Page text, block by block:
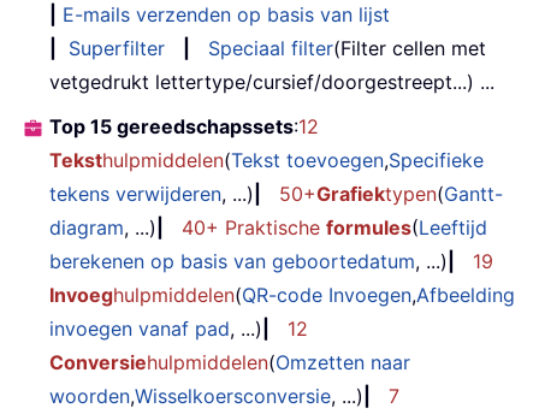
E-mails verzenden op basis van lijst
Superfilter Speciaal filter(Filter cellen met
vetgedrukt lettertype/cursief/doorgestreept...) ...
Top 15 gereedschapssets:12
Teksthulpmiddelen(Tekst toevoegen,Specifieke
tekens verwijderen, ...) 50+Grafiektypen(Gantt-
diagram, ...) 40+ Praktische formules(Leeftijd
berekenen op basis van geboortedatum, ...)
19
Invoeghulpmiddelen(QR-code Invoegen,Afbeelding
invoegen vanaf pad, ...)
12
Conversiehulpmiddelen(Omzetten naar
woorden,Wisselkoersconversie, ...)
7